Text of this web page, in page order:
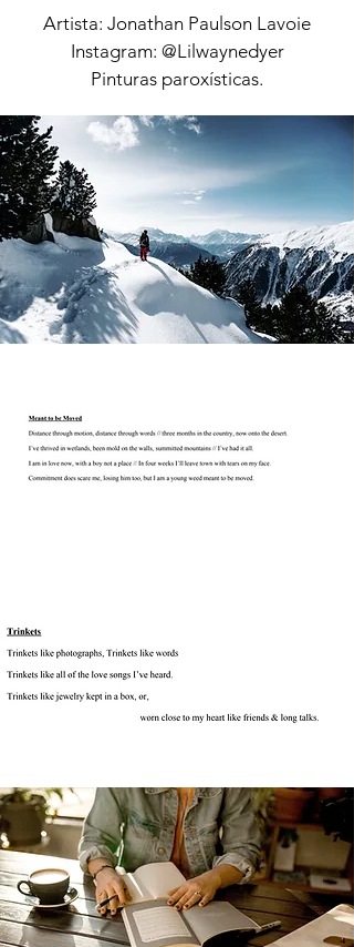
Artista: Jonathan Paulson Lavoie
Instagram: @Lilwaynedyer
Pinturas paroxísticas.